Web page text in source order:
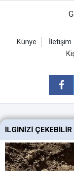
Künye İletişim
Ankara Haberleri
Keçiören
Altındağ
İLGINIZI ÇEKEBILIR